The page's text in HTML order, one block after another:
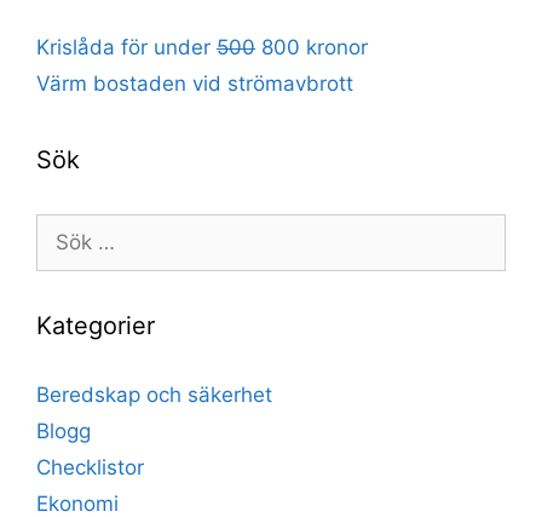
Krislåda för under 500 800 kronor
Värm bostaden vid strömavbrott
Sök
efter:
Kategorier
Beredskap och säkerhet
Blogg
Checklistor
Ekonomi